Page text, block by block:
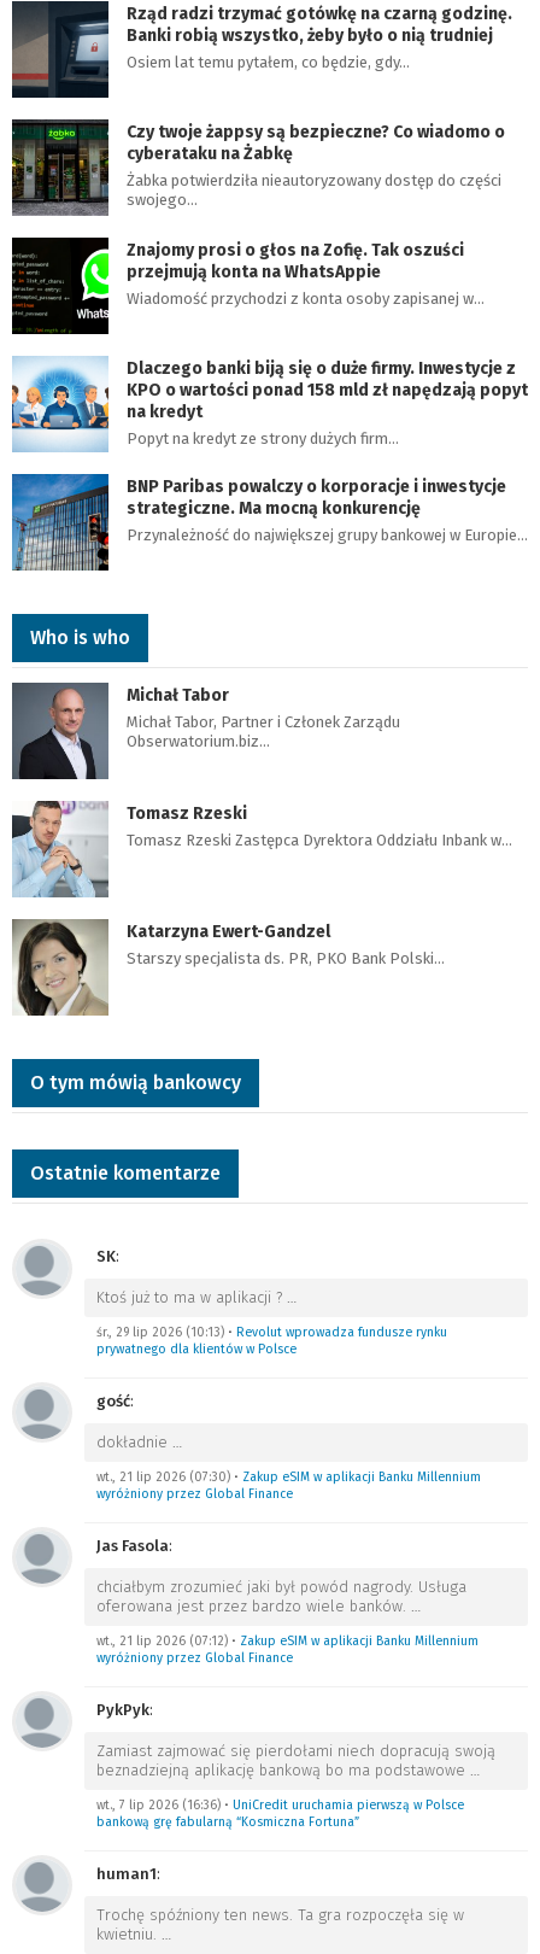
Rząd radzi trzymać gotówkę na czarną godzinę.
Banki robią wszystko, żeby było o nią trudniej
Osiem lat temu pytałem, co będzie, gdy…
Czy twoje żappsy są bezpieczne? Co wiadomo o
cyberataku na Żabkę
Żabka potwierdziła nieautoryzowany dostęp do części
swojego…
Znajomy prosi o głos na Zofię. Tak oszuści
przejmują konta na WhatsAppie
Wiadomość przychodzi z konta osoby zapisanej w…
Dlaczego banki biją się o duże firmy. Inwestycje z
KPO o wartości ponad 158 mld zł napędzają popyt
na kredyt
Popyt na kredyt ze strony dużych firm…
BNP Paribas powalczy o korporacje i inwestycje
strategiczne. Ma mocną konkurencję
Przynależność do największej grupy bankowej w Europie…
Who is who
Michał Tabor
Michał Tabor, Partner i Członek Zarządu
Obserwatorium.biz…
Tomasz Rzeski
Tomasz Rzeski Zastępca Dyrektora Oddziału Inbank w…
Katarzyna Ewert-Gandzel
Starszy specjalista ds. PR, PKO Bank Polski…
O tym mówią bankowcy
Ostatnie komentarze
SK:
Ktoś już to ma w aplikacji ? …
śr., 29 lip 2026 (10:13) • Revolut wprowadza fundusze rynku
prywatnego dla klientów w Polsce
gość:
dokładnie …
wt., 21 lip 2026 (07:30) • Zakup eSIM w aplikacji Banku Millennium
wyróżniony przez Global Finance
Jas Fasola:
chciałbym zrozumieć jaki był powód nagrody. Usługa
oferowana jest przez bardzo wiele banków. …
wt., 21 lip 2026 (07:12) • Zakup eSIM w aplikacji Banku Millennium
wyróżniony przez Global Finance
PykPyk:
Zamiast zajmować się pierdołami niech dopracują swoją
beznadziejną aplikację bankową bo ma podstawowe …
wt., 7 lip 2026 (16:36) • UniCredit uruchamia pierwszą w Polsce
bankową grę fabularną “Kosmiczna Fortuna”
human1:
Trochę spóźniony ten news. Ta gra rozpoczęła się w
kwietniu. …